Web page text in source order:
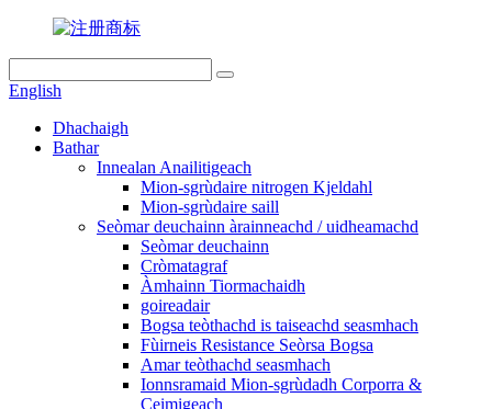
English
Dhachaigh
Bathar
Innealan Anailitigeach
Mion-sgrùdaire nitrogen Kjeldahl
Mion-sgrùdaire saill
Seòmar deuchainn àrainneachd / uidheamachd
Seòmar deuchainn
Cròmatagraf
Àmhainn Tiormachaidh
goireadair
Bogsa teòthachd is taiseachd seasmhach
Fùirneis Resistance Seòrsa Bogsa
Amar teòthachd seasmhach
Ionnsramaid Mion-sgrùdadh Corporra &
Ceimigeach